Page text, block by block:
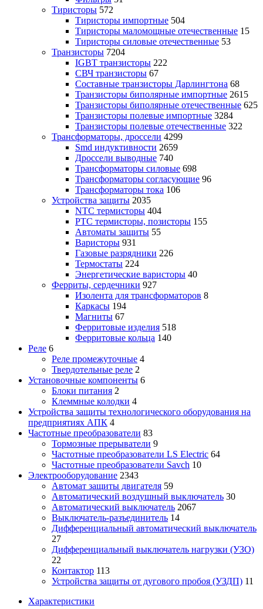
Тиристоры 572
Тиристоры импортные 504
Тиристоры маломощные отечественные 15
Тиристоры силовые отечественные 53
Транзисторы 7204
IGBT транзисторы 222
СВЧ транзисторы 67
Составные транзисторы Дарлингтона 68
Транзисторы биполярные импортные 2615
Транзисторы биполярные отечественные 625
Транзисторы полевые импортные 3284
Транзисторы полевые отечественные 322
Трансформаторы, дроссели 4299
Smd индуктивности 2659
Дроссели выводные 740
Трансформаторы силовые 698
Трансформаторы согласующие 96
Трансформаторы тока 106
Устройства защиты 2035
NTC термисторы 404
PTC термисторы, позисторы 155
Автоматы защиты 55
Варисторы 931
Газовые разрядники 226
Термостаты 224
Энергетические варисторы 40
Ферриты, сердечники 927
Изолента для трансформаторов 8
Каркасы 194
Магниты 67
Ферритовые изделия 518
Ферритовые кольца 140
Реле 6
Реле промежуточные 4
Твердотельные реле 2
Установочные компоненты 6
Блоки питания 2
Клеммные колодки 4
Устройства защиты технологического оборудования на
предприятиях АПК 4
Частотные преобразователи 83
Тормозные прерыватели 9
Частотные преобразователи LS Electric 64
Частотные преобразователи Savch 10
Электрооборудование 2343
Автомат защиты двигателя 59
Автоматический воздушный выключатель 30
Автоматический выключатель 2067
Выключатель-разъединитель 14
Дифференциальный автоматический выключатель
27
Дифференциальный выключатель нагрузки (УЗО)
22
Контактор 113
Устройства защиты от дугового пробоя (УЗДП) 11
Характеристики